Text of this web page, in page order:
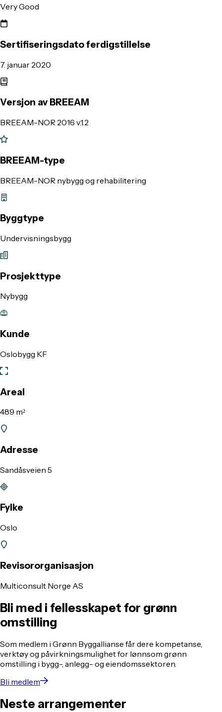
Very Good
Sertifiseringsdato ferdigstillelse
7. januar 2020
Versjon av BREEAM
BREEAM-NOR 2016 v.1.2
BREEAM-type
BREEAM-NOR nybygg og rehabilitering
Byggtype
Undervisningsbygg
Prosjekttype
Nybygg
Kunde
Oslobygg KF
Areal
489 m²
Adresse
Sandåsveien 5
Fylke
Oslo
Revisororganisasjon
Multiconsult Norge AS
Bli med i fellesskapet for grønn
omstilling
Som medlem i Grønn Byggallianse får dere kompetanse,
verktøy og påvirkningsmulighet for lønnsom grønn
omstilling i bygg-, anlegg- og eiendomssektoren.
Bli medlem
Neste arrangementer